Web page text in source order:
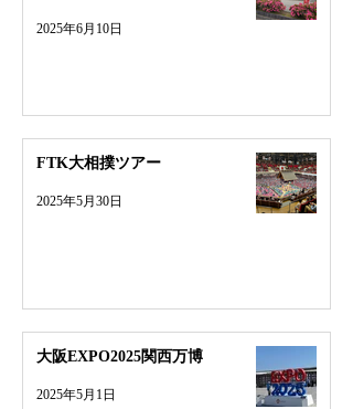
2025年6月10日
FTK大相撲ツアー
2025年5月30日
大阪EXPO2025関西万博
2025年5月1日